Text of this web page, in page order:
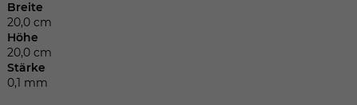
Breite
20,0 cm
Höhe
20,0 cm
Stärke
0,1 mm
Zweck